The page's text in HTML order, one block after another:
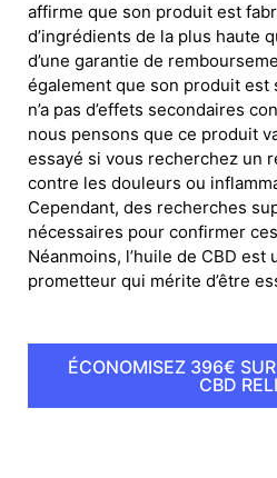
affirme que son produit est
d’ingrédients de la plus haute
d’une garantie de
également que son produit est
n’a pas d’effets secondaires
nous pensons que ce produit
essayé si vous recherchez un
contre les douleurs ou
Cependant, des recherches
nécessaires pour confirmer
Néanmoins, l’huile de CBD est
prometteur qui mérite d’être
ÉCONOMISEZ 396€
CBD